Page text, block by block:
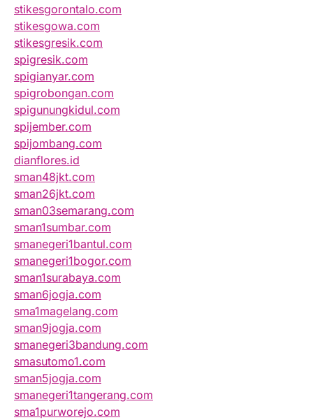
stikesgorontalo.com
stikesgowa.com
stikesgresik.com
spigresik.com
spigianyar.com
spigrobongan.com
spigunungkidul.com
spijember.com
spijombang.com
dianflores.id
sman48jkt.com
sman26jkt.com
sman03semarang.com
sman1sumbar.com
smanegeri1bantul.com
smanegeri1bogor.com
sman1surabaya.com
sman6jogja.com
sma1magelang.com
sman9jogja.com
smanegeri3bandung.com
smasutomo1.com
sman5jogja.com
smanegeri1tangerang.com
sma1purworejo.com